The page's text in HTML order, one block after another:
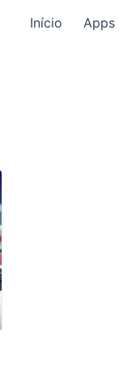
Início Apps